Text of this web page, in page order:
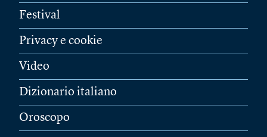
Festival
Privacy e cookie
Video
Dizionario italiano
Oroscopo